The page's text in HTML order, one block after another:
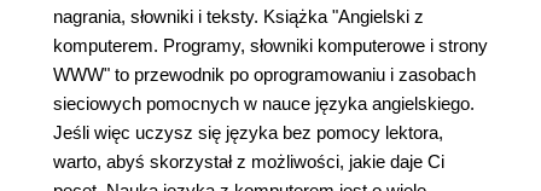
nagrania, słowniki i teksty. Książka "Angielski z
komputerem. Programy, słowniki komputerowe i strony
WWW" to przewodnik po oprogramowaniu i zasobach
sieciowych pomocnych w nauce języka angielskiego.
Jeśli więc uczysz się języka bez pomocy lektora,
warto, abyś skorzystał z możliwości, jakie daje Ci